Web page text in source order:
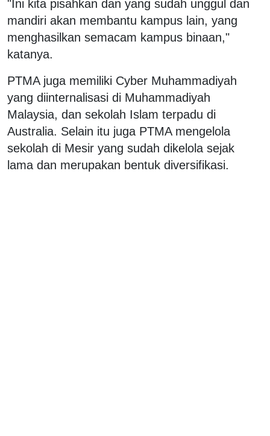
"Ini kita pisahkan dan yang sudah unggul dan
mandiri akan membantu kampus lain, yang
menghasilkan semacam kampus binaan,"
katanya.
PTMA juga memiliki Cyber Muhammadiyah
yang diinternalisasi di Muhammadiyah
Malaysia, dan sekolah Islam terpadu di
Australia. Selain itu juga PTMA mengelola
sekolah di Mesir yang sudah dikelola sejak
lama dan merupakan bentuk diversifikasi.